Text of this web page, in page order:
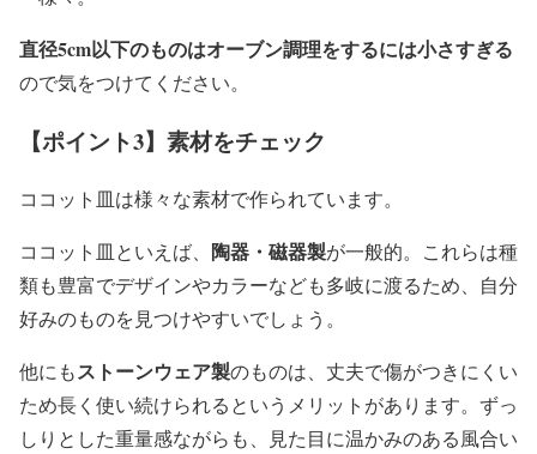
直径5cm以下のものはオーブン調理をするには小さすぎる
ので気をつけてください。
【ポイント3】素材をチェック
ココット皿は様々な素材で作られています。
ココット皿といえば、 陶器・磁器製が一般的。これらは種
類も豊富でデザインやカラーなども多岐に渡るため、自分
好みのものを見つけやすいでしょう。
他にもストーンウェア製のものは、丈夫で傷がつきにくい
ため長く使い続けられるというメリットがあります。ずっ
しりとした重量感ながらも、見た目に温かみのある風合い